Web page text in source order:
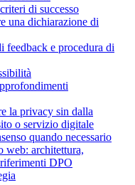
di successo
una dichiarazione di
feedback e procedura di
la privacy sin dalla
o servizio digitale
quando necessario
web: architettura,
DPO